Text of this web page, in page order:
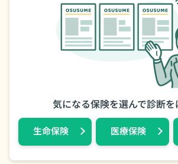
気になる保険を選んで診断を
⽣命保険 医療保険